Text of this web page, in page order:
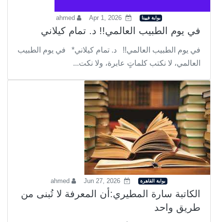
بوابة فيينا Apr 1, 2026
ahmed
في يوم الطبيب العالمي!! د. تمام كيلاني
في يوم الطبيب العالمي!! د. تمام كيلاني* في يوم الطبيب
العالمي، لا نكتب كلماتٍ عابرة، ولا نكت...
بوابة القاهرة Jun 27, 2026
ahmed
الكاتبة سارة المطيري:أن المعرفة لا تُبنى من
طريق واحد